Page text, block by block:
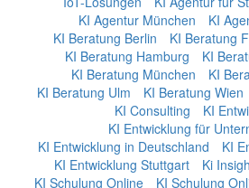
KI Agentur München
KI
KI Beratung Berlin
KI Beratung
KI Beratung Hamburg
KI
KI Beratung München
KI
KI Beratung Ulm
KI Beratung Wien
KI Consulting
KI
KI Entwicklung für
KI Entwicklung in Deutschland
KI
KI Entwicklung Stuttgart
Ki
KI Schulung Online
KI Schulung